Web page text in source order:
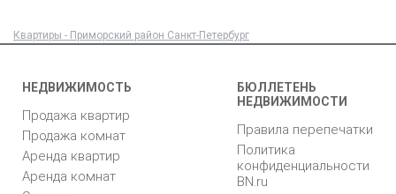
Квартиры - Приморский район Санкт-Петербург
НЕДВИЖИМОСТЬ
Продажа квартир
Продажа комнат
Аренда квартир
Аренда комнат
БЮЛЛЕТЕНЬ
НЕДВИЖИМОСТИ
Правила перепечатки
Политика
конфиденциальности
BN.ru